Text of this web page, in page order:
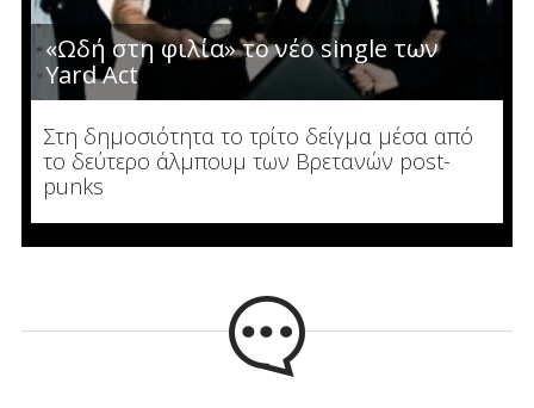
«Ωδή στη φιλία» το νέο single των
Yard Act
Στη δημοσιότητα το τρίτο δείγμα μέσα από
το δεύτερο άλμπουμ των Βρετανών post-
punks